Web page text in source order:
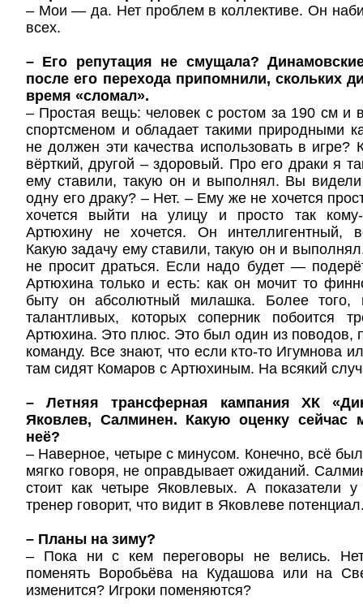
– Мои — да. Нет проблем в коллективе. Он
всех.
– Его репутация не смущала?
после его перехода припомнили, скольких
время «сломал».
– Простая вещь: человек с ростом за 190 см и
спортсменом и обладает такими природными
не должен эти качества использовать в
вёрткий, другой – здоровый. Про его драки я
ему ставили, такую он и выполнял. Вы
одну его драку? – Нет. – Ему же не хочется
хочется выйти на улицу и просто так
Артюхину не хочется. Он интеллигентный,
Какую задачу ему ставили, такую он и
не просит драться. Если надо будет —
Артюхина только и есть: как он мочит то
быту он абсолютный милашка. Более того,
талантливых, которых соперник побоится
Артюхина. Это плюс. Это был один из поводов,
команду. Все знают, что если кто-то Игумнова
там сидят Комаров с Артюхиным. На всякий
– Летняя трансферная кампания ХК
Яковлев, Салминен. Какую оценку сейчас
неё?
– Наверное, четыре с минусом. Конечно, всё
мягко говоря, не оправдывает ожиданий.
стоит как четыре Яковлевых. А показатели
тренер говорит, что видит в Яковлеве
– Планы на зиму?
– Пока ни с кем переговоры не велись.
поменять Воробьёва на Кудашова или на
изменится? Игроки поменяются?